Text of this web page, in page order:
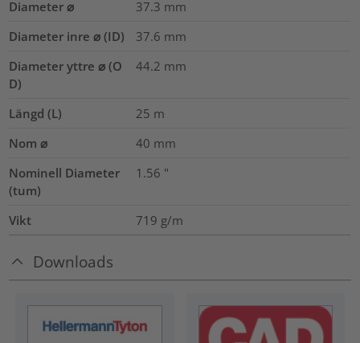
Diameter ⌀ 37.3 mm
Diameter inre ⌀ (ID)
37.6 mm
Diameter yttre ⌀ (O
D)
44.2 mm
Längd (L) 25 m
Nom ⌀
40 mm
Nominell Diameter
(tum)
1.56 "
Vikt 719 g/m
Downloads